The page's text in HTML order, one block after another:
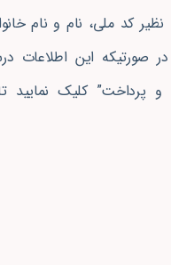
کد ملی، نام و نام
صورتیکه این اطلاعات
و پرداخت” کلیک نمایید